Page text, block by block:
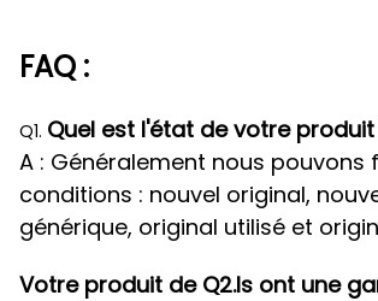
FAQ :
Q1. Quel est l'état de votre produit
A : Généralement nous pouvons
conditions : nouvel original,
générique, original utilisé et
Votre produit de Q2.Is ont une